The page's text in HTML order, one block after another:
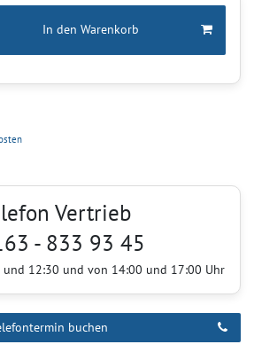
In den Warenkorb
Vertrieb
- 833 93 45
und 12:30 und von 14:00 und 17:00 Uhr
buchen